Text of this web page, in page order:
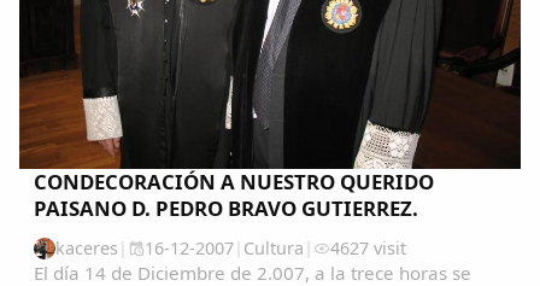
CONDECORACIÓN A NUESTRO QUERIDO
PAISANO D. PEDRO BRAVO GUTIERREZ.
kaceres | 16-12-2007| Cultura | 4627 visit
El día 14 de Diciembre de 2.007, a la trece horas se